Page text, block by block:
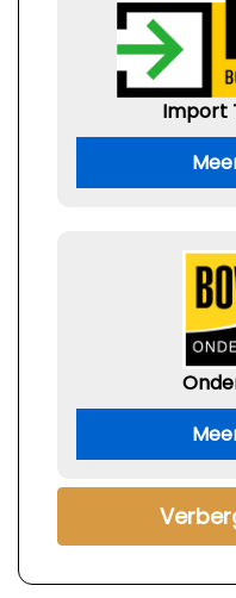
Import